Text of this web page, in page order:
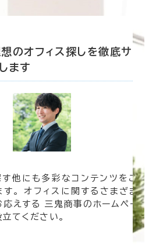
のオフィス探しを徹底サ
ます
す他にも多彩なコンテンツをご
す。 オフィスに関するさまざま
応えする 三鬼商事のホームペー
てください。